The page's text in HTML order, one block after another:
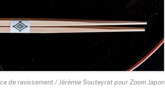
de ravissement./ Jérémie Souteyrat pour Zoom Japon